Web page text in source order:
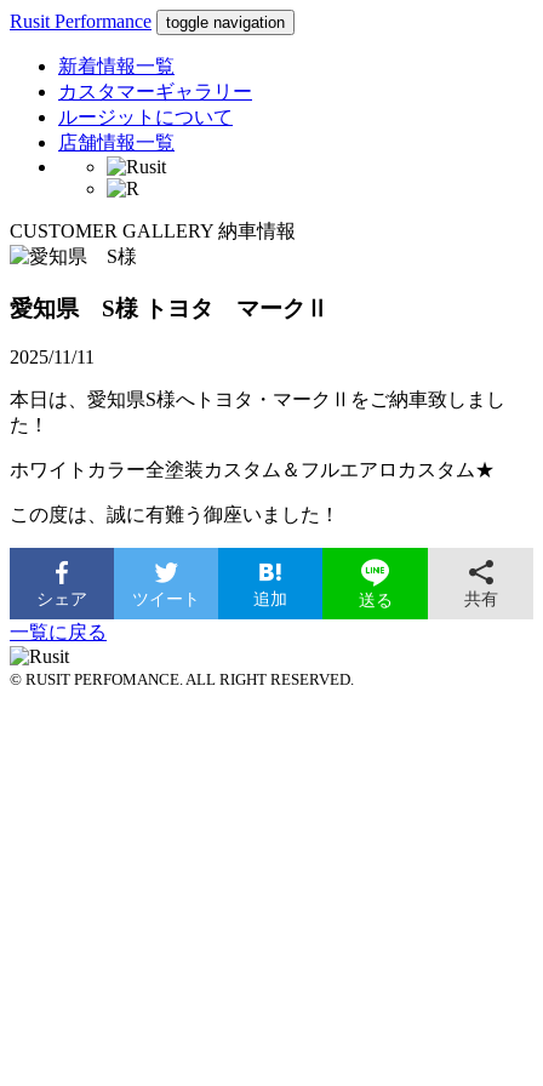
Rusit Performance toggle navigation
新着情報一覧
カスタマーギャラリー
ルージットについて
店舗情報一覧
CUSTOMER GALLERY 納車情報
愛知県 S様 トヨタ マークⅡ
2025/11/11
本日は、愛知県S様へトヨタ・マークⅡをご納車致しまし
た！
ホワイトカラー全塗装カスタム＆フルエアロカスタム★
この度は、誠に有難う御座いました！
シェア ツイート 追加 送る 共有
一覧に戻る
© RUSIT PERFOMANCE. ALL RIGHT RESERVED.